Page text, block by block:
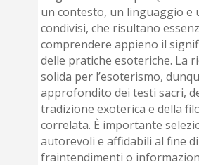
un contesto, un linguaggio e
condivisi, che risultano
comprendere appieno il
delle pratiche esoteriche. La
solida per l’esoterismo,
approfondito dei testi sacri,
tradizione exoterica e della
correlata. È importante
autorevoli e affidabili al fine
fraintendimenti o